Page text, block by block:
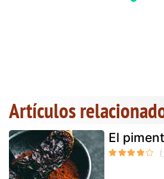
Artículos
El